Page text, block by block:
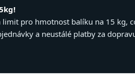
pro hmotnost balíku na 15 kg,
a neustálé platby za